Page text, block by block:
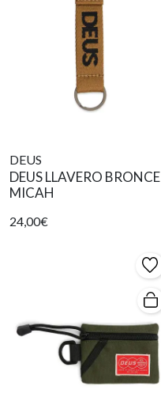
DEUS
DEUS LLAVERO BRONCE
MICAH
24,00€